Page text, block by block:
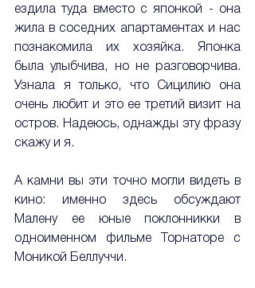
ездила туда вместо с японкой - она
жила в соседних апартаментах и нас
познакомила их хозяйка. Японка
была улыбчива, но не разговорчива.
Узнала я только, что Сицилию она
очень любит и это ее третий визит на
остров. Надеюсь, однажды эту фразу
скажу и я.
А камни вы эти точно могли видеть в
кино: именно здесь обсуждают
Малену ее юные поклонникки в
одноименном фильме Торнаторе с
Моникой Беллуччи.